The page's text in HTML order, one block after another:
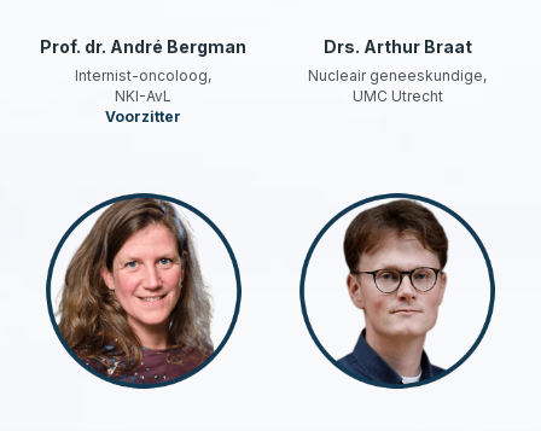
Prof. dr. André Bergman
Internist-oncoloog,
NKI-AvL
Voorzitter
Drs. Arthur Braat
Nucleair geneeskundige,
UMC Utrecht